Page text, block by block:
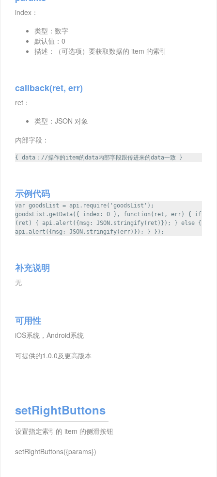
index：
类型：数字
默认值：0
描述：（可选项）要获取数据的 item 的索引
callback(ret, err)
ret：
类型：JSON 对象
内部字段：
{ data：//操作的item的data内部字段跟传进来的data一致 }
示例代码
var goodsList = api.require('goodsList');
goodsList.getData({ index: 0 }, function(ret, err) { if
(ret) { api.alert({msg: JSON.stringify(ret)}); } else {
api.alert({msg: JSON.stringify(err)}); } });
补充说明
无
可用性
iOS系统，Android系统
可提供的1.0.0及更高版本
setRightButtons
设置指定索引的 item 的侧滑按钮
setRightButtons({params})